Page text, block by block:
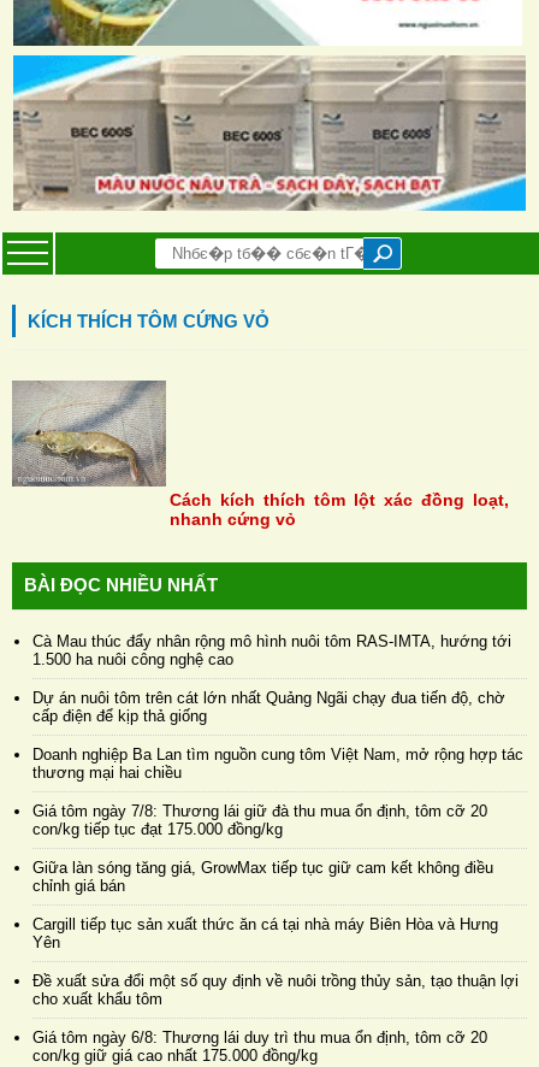
KÍCH THÍCH TÔM CỨNG VỎ
Cách kích thích tôm lột xác đồng loạt,
nhanh cứng vỏ
BÀI ĐỌC NHIỀU NHẤT
Cà Mau thúc đẩy nhân rộng mô hình nuôi tôm RAS-IMTA, hướng tới
1.500 ha nuôi công nghệ cao
Dự án nuôi tôm trên cát lớn nhất Quảng Ngãi chạy đua tiến độ, chờ
cấp điện để kịp thả giống
Doanh nghiệp Ba Lan tìm nguồn cung tôm Việt Nam, mở rộng hợp tác
thương mại hai chiều
Giá tôm ngày 7/8: Thương lái giữ đà thu mua ổn định, tôm cỡ 20
con/kg tiếp tục đạt 175.000 đồng/kg
Giữa làn sóng tăng giá, GrowMax tiếp tục giữ cam kết không điều
chỉnh giá bán
Cargill tiếp tục sản xuất thức ăn cá tại nhà máy Biên Hòa và Hưng
Yên
Đề xuất sửa đổi một số quy định về nuôi trồng thủy sản, tạo thuận lợi
cho xuất khẩu tôm
Giá tôm ngày 6/8: Thương lái duy trì thu mua ổn định, tôm cỡ 20
con/kg giữ giá cao nhất 175.000 đồng/kg